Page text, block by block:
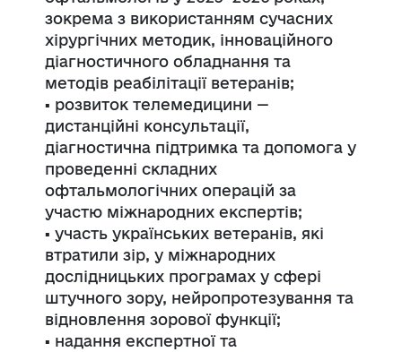
зокрема з використанням сучасних
хірургічних методик, інноваційного
діагностичного обладнання та
методів реабілітації ветеранів;
▪️ розвиток телемедицини —
дистанційні консультації,
діагностична підтримка та допомога у
проведенні складних
офтальмологічних операцій за
участю міжнародних експертів;
▪️ участь українських ветеранів, які
втратили зір, у міжнародних
дослідницьких програмах у сфері
штучного зору, нейропротезування та
відновлення зорової функції;
▪️ надання експертної та